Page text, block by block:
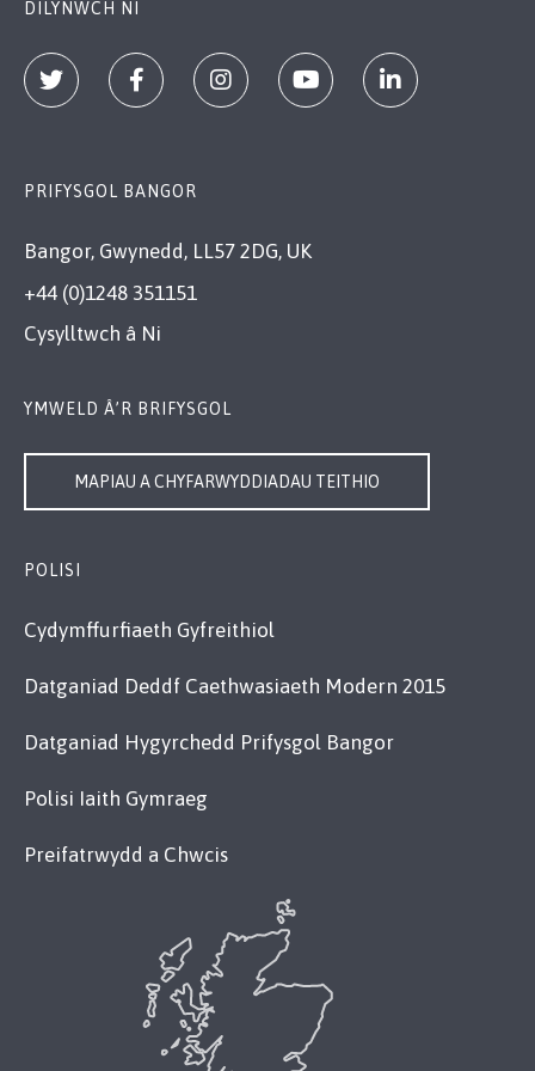
DILYNWCH NI
PRIFYSGOL BANGOR
Bangor, Gwynedd, LL57 2DG, UK
+44 (0)1248 351151
Cysylltwch â Ni
YMWELD Â’R BRIFYSGOL
MAPIAU A CHYFARWYDDIADAU TEITHIO
POLISI
Cydymffurfiaeth Gyfreithiol
Datganiad Deddf Caethwasiaeth Modern 2015
Datganiad Hygyrchedd Prifysgol Bangor
Polisi Iaith Gymraeg
Preifatrwydd a Chwcis